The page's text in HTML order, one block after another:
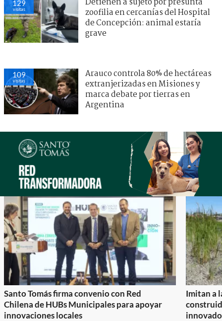
129
visitas
zoofilia en cercanías del Hospital
de Concepción: animal estaría
grave
109
visitas
Arauco controla 80% de hectáreas
extranjerizadas en Misiones y
marca debate por tierras en
Argentina
Santo Tomás firma convenio con Red
Chilena de HUBs Municipales para apoyar
innovaciones locales
Imitan a